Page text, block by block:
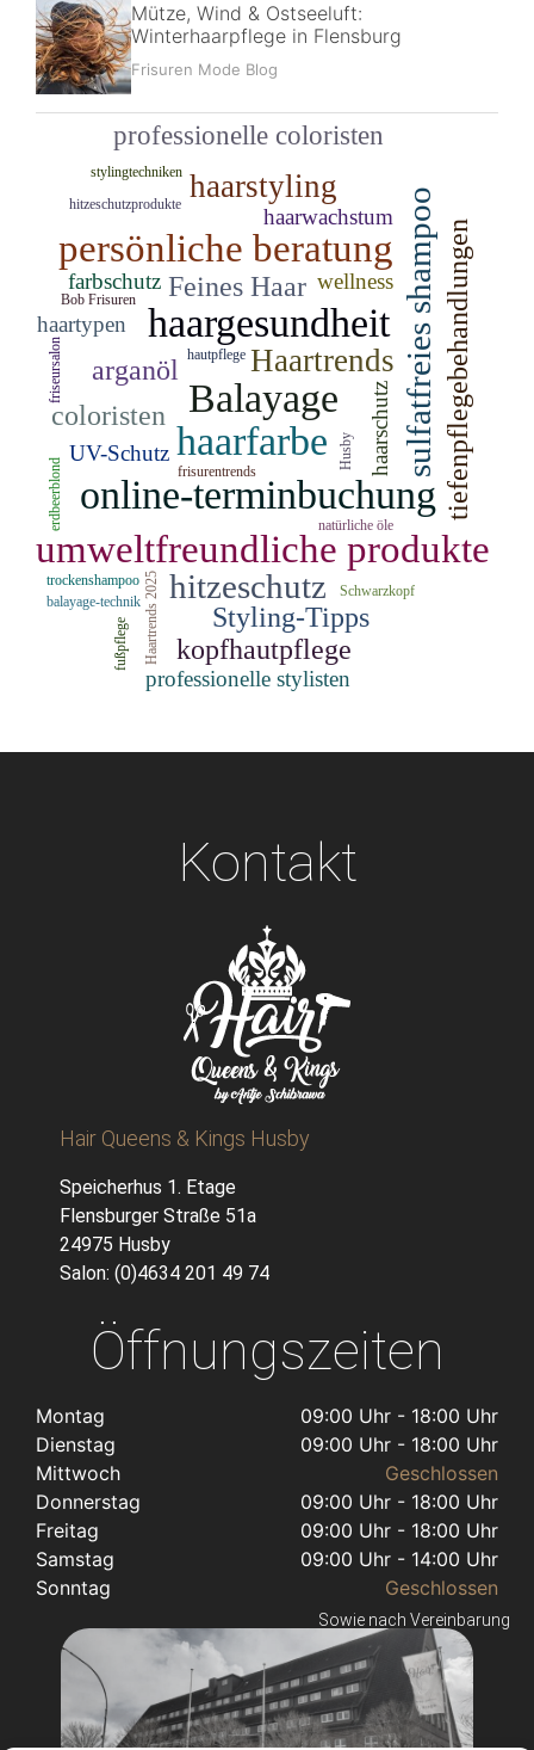
Mütze, Wind & Ostseeluft:
Winterhaarpflege in Flensburg
Frisuren Mode Blog
Kontakt
Hair Queens & Kings Husby
Speicherhus 1. Etage
Flensburger Straße 51a
24975 Husby
Salon: (0)4634 201 49 74
Öffnungszeiten
Montag
09:00 Uhr - 18:00 Uhr
Dienstag
09:00 Uhr - 18:00 Uhr
Mittwoch
Geschlossen
Donnerstag
09:00 Uhr - 18:00 Uhr
Freitag
09:00 Uhr - 18:00 Uhr
Samstag
09:00 Uhr - 14:00 Uhr
Sonntag
Geschlossen
Sowie nach Vereinbarung